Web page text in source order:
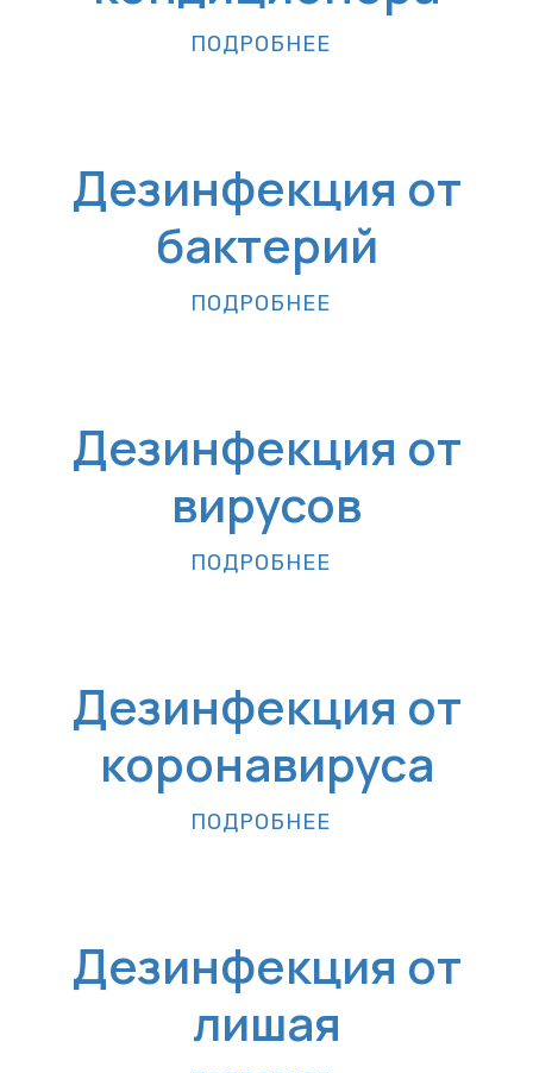
ПОДРОБНЕЕ
Дезинфекция от
бактерий
ПОДРОБНЕЕ
Дезинфекция от
вирусов
ПОДРОБНЕЕ
Дезинфекция от
коронавируса
ПОДРОБНЕЕ
Дезинфекция от
лишая